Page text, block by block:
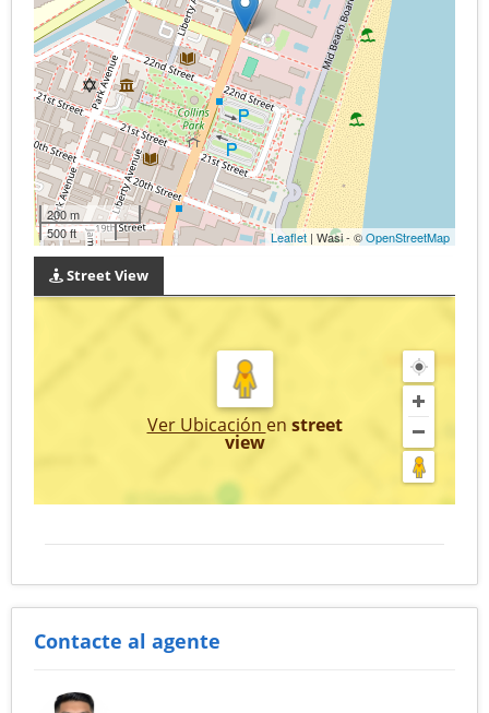
200 m
500 ft
Leaflet | Wasi - ©OpenStreetMap
Street View
Ver Ubicación en street
view
Contacte al agente